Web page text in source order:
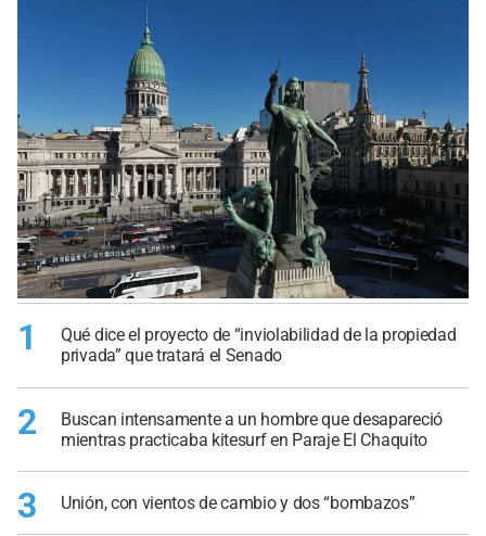
1
Qué dice el proyecto de “inviolabilidad de la propiedad
privada” que tratará el Senado
2
Buscan intensamente a un hombre que desapareció
mientras practicaba kitesurf en Paraje El Chaquito
3 Unión, con vientos de cambio y dos “bombazos”